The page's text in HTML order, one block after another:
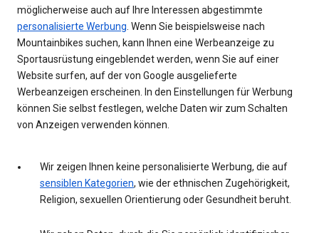
möglicherweise auch auf Ihre Interessen abgestimmte
personalisierte Werbung . Wenn Sie beispielsweise nach
Mountainbikes suchen, kann Ihnen eine Werbeanzeige zu
Sportausrüstung eingeblendet werden, wenn Sie auf einer
Website surfen, auf der von Google ausgelieferte
Werbeanzeigen erscheinen. In den Einstellungen für Werbung
können Sie selbst festlegen, welche Daten wir zum Schalten
von Anzeigen verwenden können.
Wir zeigen Ihnen keine personalisierte Werbung, die auf
sensiblen Kategorien, wie der ethnischen Zugehörigkeit,
Religion, sexuellen Orientierung oder Gesundheit beruht.